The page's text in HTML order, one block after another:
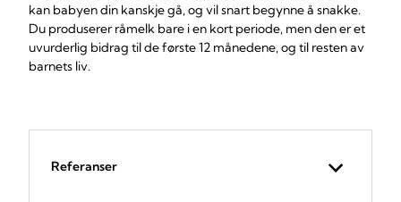
kan babyen din kanskje gå, og vil snart begynne å snakke.
Du produserer råmelk bare i en kort periode, men den er et
uvurderlig bidrag til de første 12 månedene, og til resten av
barnets liv.
Referanser